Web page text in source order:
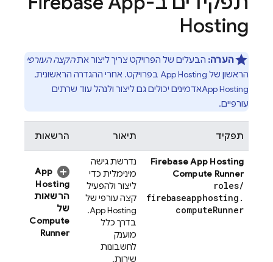
Hosting
הערה: הבעלים של הפרויקט צריך ליצור אתהקצה העורפי
הראשון של App Hosting בפרויקט. אחרי ההגדרה הראשונית,
App Hostingאדמינים יכולים גם ליצור ולנהל עוד שרתים
עורפיים.
תפקיד תיאור הרשאות
Firebase App Hosting
Compute Runner
roles/
firebaseapphosting .
computeRunner
נדרשת גישה
מינימלית כדי
ליצור ולהפעיל
קצה עורפי של
App Hosting
.
בדרך כלל
מוענק
לחשבונות
שירות.
App
Hosting
הרשאות
של
Compute
Runner